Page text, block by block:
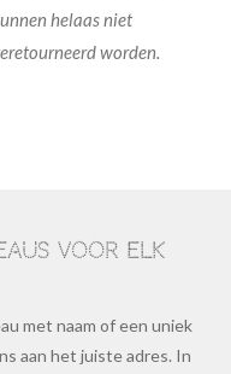
helaas niet
worden.
voor elk
met naam of een uniek
aan het juiste adres. In